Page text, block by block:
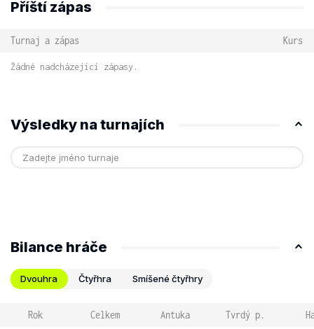
Příští zápas
Turnaj a zápas Kurs
Žádné nadcházející zápasy.
Výsledky na turnajích
Bilance hráče
Dvouhra Čtyřhra Smíšené čtyřhry
Rok Celkem Antuka Tvrdý p.